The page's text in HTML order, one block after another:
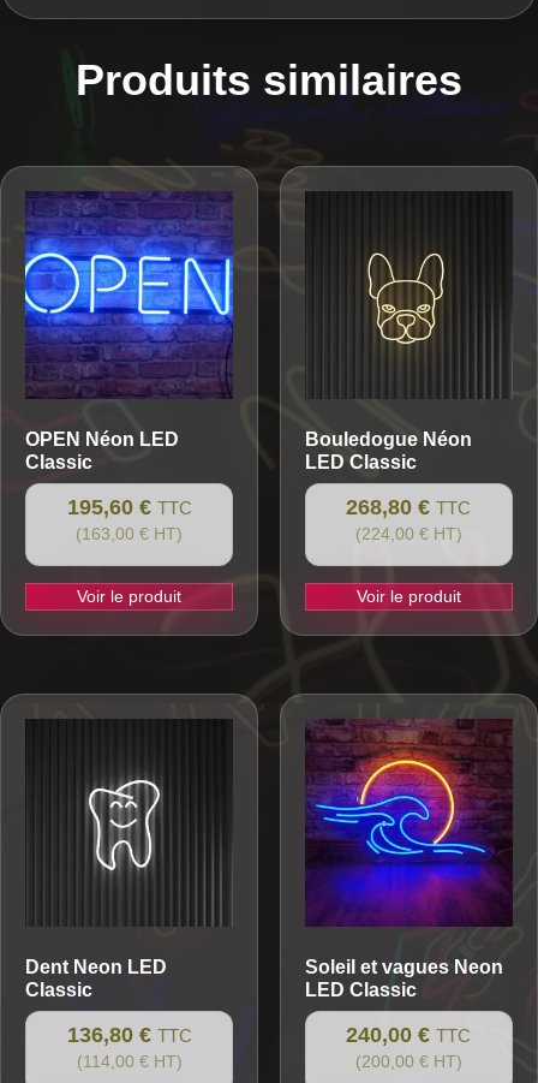
Produits similaires
OPEN Néon LED
Classic
195,60 € TTC
(163,00 € HT)
Voir le produit
BouledogueNéon
LED Classic
268,80 € TTC
(224,00 € HT)
Voir le produit
Dent Neon LED
Classic
136,80 € TTC
(114,00 € HT)
Soleil et vaguesNeon
LED Classic
240,00 € TTC
(200,00 € HT)